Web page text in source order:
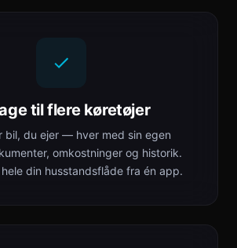
til flere køretøjer
bil, du ejer — hver med sin egen
omkostninger og historik.
din husstandsflåde fra én app.